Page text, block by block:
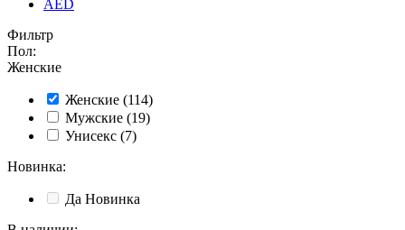
AED
Фильтр
Пол:
Женские
Женские (114)
Мужские (19)
Унисекс (7)
Новинка:
Да Новинка